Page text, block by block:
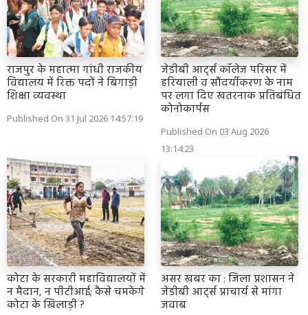
राजपुर के महात्मा गांधी राजकीय
विद्यालय में रिक्त पदों ने बिगाड़ी
शिक्षा व्यवस्था
Published On 31 Jul 2026 14:57:19
जेडीबी आर्ट्स कॉलेज परिसर में
हरियाली व सौंदर्यीकरण के नाम
पर लगा दिए खतरनाक प्रतिबंधित
कोनोकार्पस
Published On 03 Aug 2026
13:14:23
कोटा के सरकारी महाविद्यालयों में
न मैदान, न पीटीआई; कैसे चमकेंगे
कोटा के खिलाड़ी ?
असर खबर का : जिला प्रशासन ने
जेडीबी आर्ट्स प्राचार्य से मांगा
जवाब